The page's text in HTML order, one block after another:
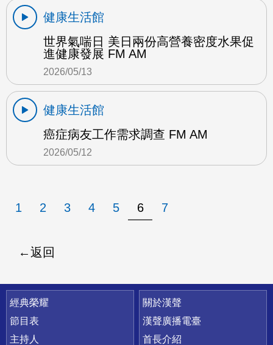
健康生活館
世界氣喘日 美日兩份高營養密度水果促
進健康發展 FM AM
2026/05/13
健康生活館
癌症病友工作需求調查 FM AM
2026/05/12
1 2 3 4 5 6 7
返回
快速連結
經典榮耀
節目表
主持人
關於漢聲
漢聲廣播電臺
首長介紹